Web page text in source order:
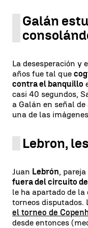
Galán
La desesperación y
años fue tal que
contra el banquillo
casi 40 segundos,
a Galán en señal
una de las
Lebron,
Juan Lebrón,
fuera del circuito
le ha apartado de
torneos disputados.
el torneo de
desde entonces